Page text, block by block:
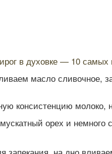
в духовке — 10 самых
масло сливочное,
консистенцию молоко,
орех и немного